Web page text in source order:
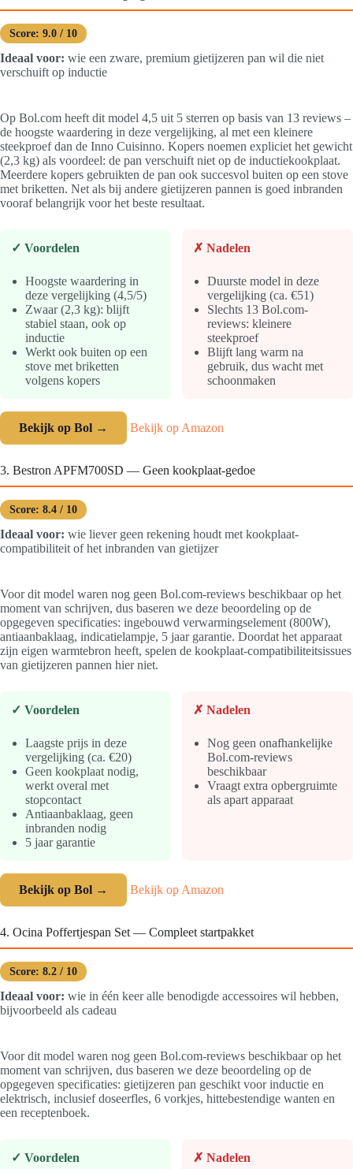
Score: 9.0 / 10
Ideaal voor: wie een zware, premium gietijzeren pan wil die niet
verschuift op inductie
Op Bol.com heeft dit model 4,5 uit 5 sterren op basis van 13 reviews –
de hoogste waardering in deze vergelijking, al met een kleinere
steekproef dan de Inno Cuisinno. Kopers noemen expliciet het gewicht
(2,3 kg) als voordeel: de pan verschuift niet op de inductiekookplaat.
Meerdere kopers gebruikten de pan ook succesvol buiten op een stove
met briketten. Net als bij andere gietijzeren pannen is goed inbranden
vooraf belangrijk voor het beste resultaat.
✓ Voordelen
Hoogste waardering in
deze vergelijking (4,5/5)
Zwaar (2,3 kg): blijft
stabiel staan, ook op
inductie
Werkt ook buiten op een
stove met briketten
volgens kopers
✗ Nadelen
Duurste model in deze
vergelijking (ca. €51)
Slechts 13 Bol.com-
reviews: kleinere
steekproef
Blijft lang warm na
gebruik, dus wacht met
schoonmaken
Bekijk op Bol → Bekijk op Amazon
3. Bestron APFM700SD — Geen kookplaat-gedoe
Score: 8.4 / 10
Ideaal voor: wie liever geen rekening houdt met kookplaat-
compatibiliteit of het inbranden van gietijzer
Voor dit model waren nog geen Bol.com-reviews beschikbaar op het
moment van schrijven, dus baseren we deze beoordeling op de
opgegeven specificaties: ingebouwd verwarmingselement (800W),
antiaanbaklaag, indicatielampje, 5 jaar garantie. Doordat het apparaat
zijn eigen warmtebron heeft, spelen de kookplaat-compatibiliteitsissues
van gietijzeren pannen hier niet.
✓ Voordelen
Laagste prijs in deze
vergelijking (ca. €20)
Geen kookplaat nodig,
werkt overal met
stopcontact
Antiaanbaklaag, geen
inbranden nodig
5 jaar garantie
✗ Nadelen
Nog geen onafhankelijke
Bol.com-reviews
beschikbaar
Vraagt extra opbergruimte
als apart apparaat
Bekijk op Bol → Bekijk op Amazon
4. Ocina Poffertjespan Set — Compleet startpakket
Score: 8.2 / 10
Ideaal voor: wie in één keer alle benodigde accessoires wil hebben,
bijvoorbeeld als cadeau
Voor dit model waren nog geen Bol.com-reviews beschikbaar op het
moment van schrijven, dus baseren we deze beoordeling op de
opgegeven specificaties: gietijzeren pan geschikt voor inductie en
elektrisch, inclusief doseerfles, 6 vorkjes, hittebestendige wanten en
een receptenboek.
✓ Voordelen ✗ Nadelen